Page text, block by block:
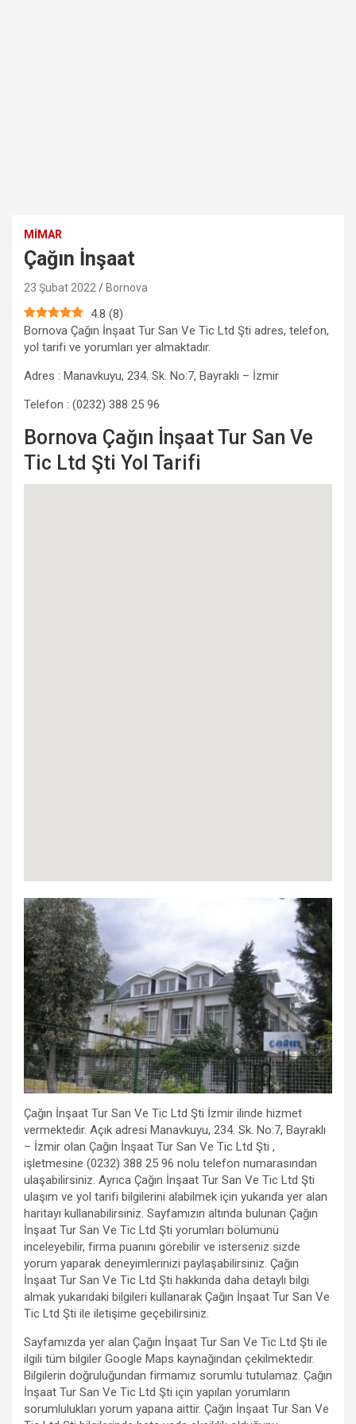
MIMAR
Çağın İnşaat
23 Şubat 2022 Bornova
4.8 (8)
Bornova Çağın İnşaat Tur San Ve Tic Ltd Şti adres, telefon,
yol tarifi ve yorumları yer almaktadır.
Adres : Manavkuyu, 234. Sk. No:7, Bayraklı – İzmir
Telefon : (0232) 388 25 96
Bornova Çağın İnşaat Tur San Ve
Tic Ltd Şti Yol Tarifi
Çağın İnşaat Tur San Ve Tic Ltd Şti İzmir ilinde hizmet
vermektedir. Açık adresi Manavkuyu, 234. Sk. No:7, Bayraklı
– İzmir olan Çağın İnşaat Tur San Ve Tic Ltd Şti ,
işletmesine (0232) 388 25 96 nolu telefon numarasından
ulaşabilirsiniz. Ayrıca Çağın İnşaat Tur San Ve Tic Ltd Şti
ulaşım ve yol tarifi bilgilerini alabilmek için yukarıda yer alan
haritayı kullanabilirsiniz. Sayfamızın altında bulunan Çağın
İnşaat Tur San Ve Tic Ltd Şti yorumları bölümünü
inceleyebilir, firma puanını görebilir ve isterseniz sizde
yorum yaparak deneyimlerinizi paylaşabilirsiniz. Çağın
İnşaat Tur San Ve Tic Ltd Şti hakkında daha detaylı bilgi
almak yukarıdaki bilgileri kullanarak Çağın İnşaat Tur San Ve
Tic Ltd Şti ile iletişime geçebilirsiniz.
Sayfamızda yer alan Çağın İnşaat Tur San Ve Tic Ltd Şti ile
ilgili tüm bilgiler Google Maps kaynağından çekilmektedir.
Bilgilerin doğruluğundan firmamız sorumlu tutulamaz. Çağın
İnşaat Tur San Ve Tic Ltd Şti için yapılan yorumların
sorumlulukları yorum yapana aittir. Çağın İnşaat Tur San Ve